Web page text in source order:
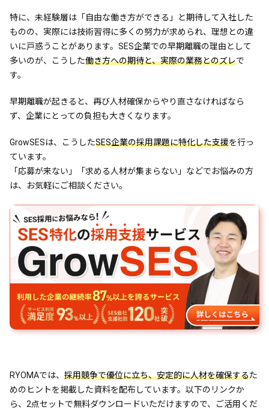
特に、未経験層は「自由な働き方ができる」と期待して入社した
ものの、実際には技術習得に多くの努力が求められ、理想との違
いに戸惑うことがあります。SES企業での早期離職の理由として
多いのが、こうした働き方への期待と、実際の業務とのズレで
す。
早期離職が起きると、再び人材確保からやり直さなければなら
ず、企業にとっての負担も大きくなります。
GrowSESは、こうしたSES企業の採用課題に特化した支援を行っ
ています。
「応募が来ない」「求める人材が集まらない」などでお悩みの方
は、お気軽にご相談ください。
RYOMAでは、 採用競争で優位に立ち、安定的に人材を確保するた
めのヒントを掲載した資料を配布しています。以下のリンクか
ら、2点セットで無料ダウンロードいただけますので、ご活用くだ